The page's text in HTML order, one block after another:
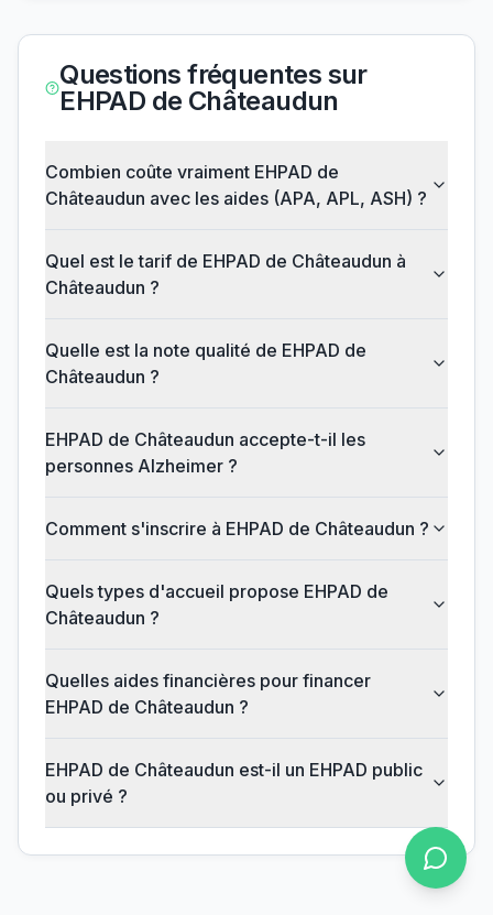
Questions fréquentes sur
EHPAD de Châteaudun
Combien coûte vraiment EHPAD de
Châteaudun avec les aides (APA, APL, ASH) ?
Quel est le tarif de EHPAD de Châteaudun à
Châteaudun ?
Quelle est la note qualité de EHPAD de
Châteaudun ?
EHPAD de Châteaudun accepte-t-il les
personnes Alzheimer ?
Comment s'inscrire à EHPAD de Châteaudun ?
Quels types d'accueil propose EHPAD de
Châteaudun ?
Quelles aides financières pour financer
EHPAD de Châteaudun ?
EHPAD de Châteaudun est-il un EHPAD public
ou privé ?